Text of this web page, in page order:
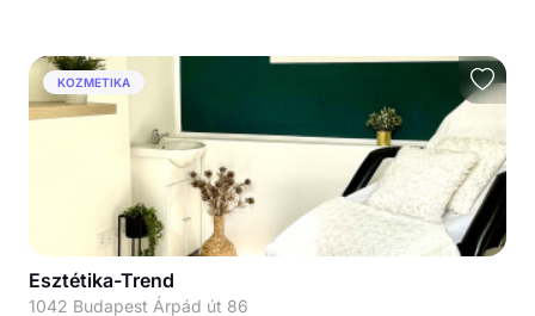
KOZMETIKA
Esztétika-Trend
1042 Budapest Árpád út 86